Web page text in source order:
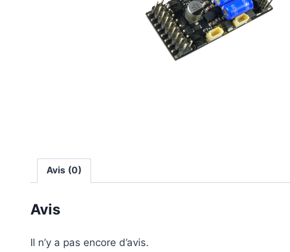
Avis (0)
Avis
Il n’y a pas encore d’avis.